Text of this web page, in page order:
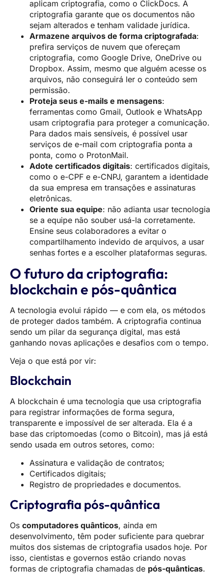
aplicam criptografia, como o ClickDocs. A
criptografia garante que os documentos não
sejam alterados e tenham validade jurídica.
Armazene arquivos de forma criptografada:
prefira serviços de nuvem que ofereçam
criptografia, como Google Drive, OneDrive ou
Dropbox. Assim, mesmo que alguém acesse os
arquivos, não conseguirá ler o conteúdo sem
permissão.
Proteja seus e-mails e mensagens:
ferramentas como Gmail, Outlook e WhatsApp
usam criptografia para proteger a comunicação.
Para dados mais sensíveis, é possível usar
serviços de e-mail com criptografia ponta a
ponta, como o ProtonMail.
Adote certificados digitais: certificados digitais,
como o e-CPF e e-CNPJ, garantem a identidade
da sua empresa em transações e assinaturas
eletrônicas.
Oriente sua equipe: não adianta usar tecnologia
se a equipe não souber usá-la corretamente.
Ensine seus colaboradores a evitar o
compartilhamento indevido de arquivos, a usar
senhas fortes e a escolher plataformas seguras.
O futuro da criptografia:
blockchain e pós-quântica
A tecnologia evolui rápido — e com ela, os métodos
de proteger dados também. A criptografia continua
sendo um pilar da segurança digital, mas está
ganhando novas aplicações e desafios com o tempo.
Veja o que está por vir:
Blockchain
A blockchain é uma tecnologia que usa criptografia
para registrar informações de forma segura,
transparente e impossível de ser alterada. Ela é a
base das criptomoedas (como o Bitcoin), mas já está
sendo usada em outros setores, como:
Assinatura e validação de contratos;
Certificados digitais;
Registro de propriedades e documentos.
Criptografia pós-quântica
Os computadores quânticos, ainda em
desenvolvimento, têm poder suficiente para quebrar
muitos dos sistemas de criptografia usados hoje. Por
isso, cientistas e governos estão criando novas
formas de criptografia chamadas de pós-quânticas.